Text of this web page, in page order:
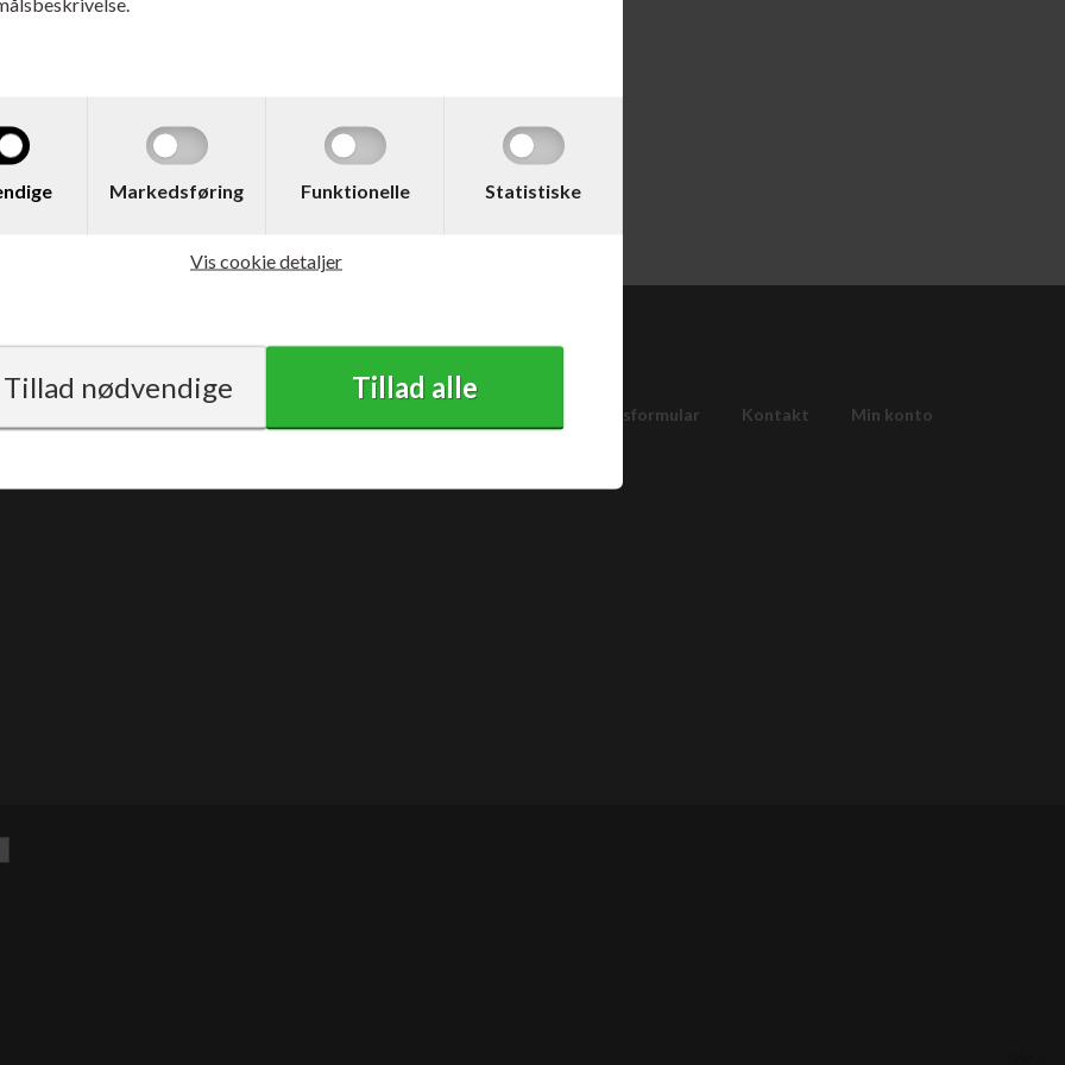
Markedsføring Funktionelle Statistiske
Vis cookie detaljer
moms
Fortrydelsesformular Kontakt Min konto